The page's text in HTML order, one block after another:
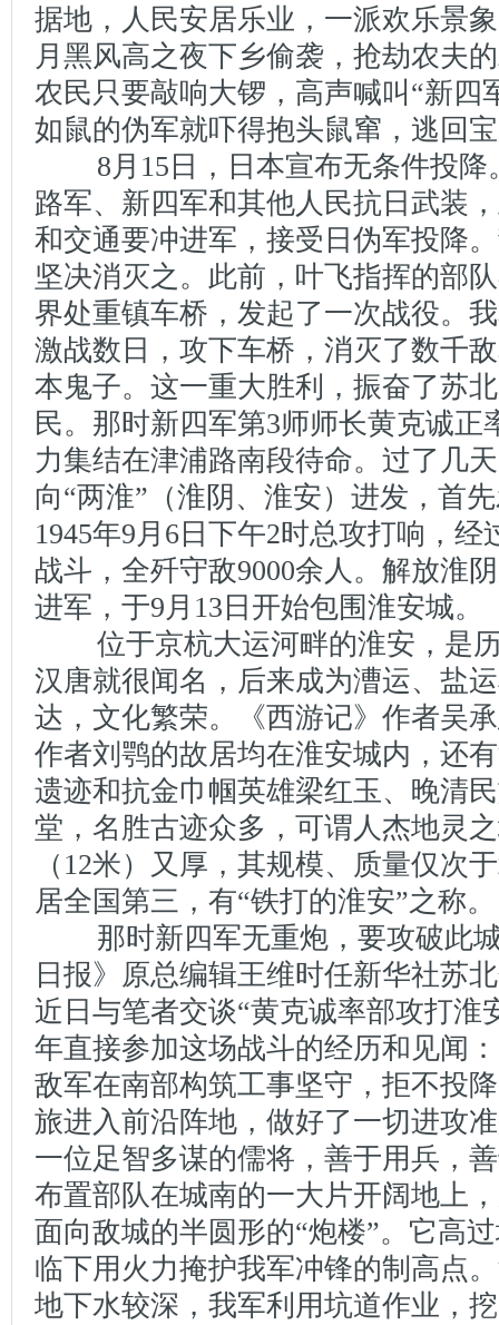
据地，人民安居乐业，一派欢乐景
月黑风高之夜下乡偷袭，抢劫农夫
农民只要敲响大锣，高声喊叫“新四
如鼠的伪军就吓得抱头鼠窜，逃回
8月15日，日本宣布无条件投降
路军、新四军和其他人民抗日武装
和交通要冲进军，接受日伪军投降
坚决消灭之。此前，叶飞指挥的部
界处重镇车桥，发起了一次战役。
激战数日，攻下车桥，消灭了数千
本鬼子。这一重大胜利，振奋了苏
民。那时新四军第3师师长黄克诚正
力集结在津浦路南段待命。过了几
向“两淮”（淮阴、淮安）进发，首
1945年9月6日下午2时总攻打响，
战斗，全歼守敌9000余人。解放淮
进军，于9月13日开始包围淮安城。
位于京杭大运河畔的淮安，是历
汉唐就很闻名，后来成为漕运、盐
达，文化繁荣。《西游记》作者吴
作者刘鹗的故居均在淮安城内，还
遗迹和抗金巾帼英雄梁红玉、晚清
堂，名胜古迹众多，可谓人杰地灵
（12米）又厚，其规模、质量仅次
居全国第三，有“铁打的淮安”之称。
那时新四军无重炮，要攻破此城
日报》原总编辑王维时任新华社苏
近日与笔者交谈“黄克诚率部攻打淮
年直接参加这场战斗的经历和见闻：
敌军在南部构筑工事坚守，拒不投
旅进入前沿阵地，做好了一切进攻
一位足智多谋的儒将，善于用兵，
布置部队在城南的一大片开阔地上
面向敌城的半圆形的“炮楼”。它高
临下用火力掩护我军冲锋的制高点
地下水较深，我军利用坑道作业，